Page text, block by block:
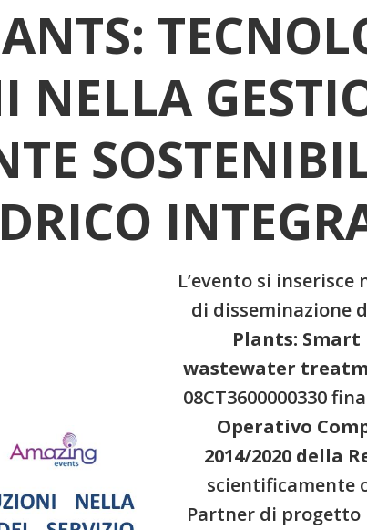
NELLA
L’evento si
di disseminazione
Plants: Smart
wastewater
08CT3600000330
Operativo
2014/2020 della
scientificamente
Partner di progetto